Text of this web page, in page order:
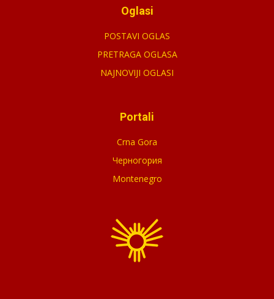
Oglasi
POSTAVI OGLAS
PRETRAGA OGLASA
NAJNOVIJI OGLASI
Portali
Crna Gora
Черногория
Montenegro